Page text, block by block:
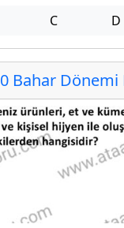
C D
Bahar Dönemi